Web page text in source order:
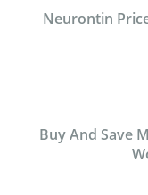
Neurontin
Buy And Save